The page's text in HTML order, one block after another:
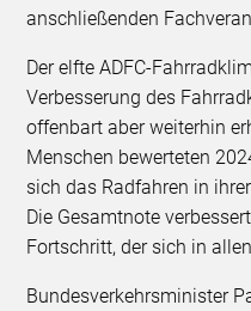
anschließenden
Der elfte ADFC-
Verbesserung des
offenbart aber weiterhin
Menschen bewerteten
sich das Radfahren in
Die Gesamtnote
Fortschritt, der sich in
Bundesverkehrsminister